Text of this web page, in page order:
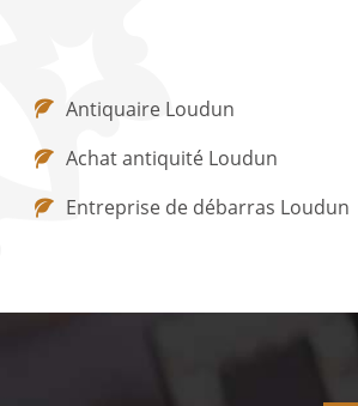
Antiquaire Loudun
Achat antiquité Loudun
Entreprise de débarras Loudun